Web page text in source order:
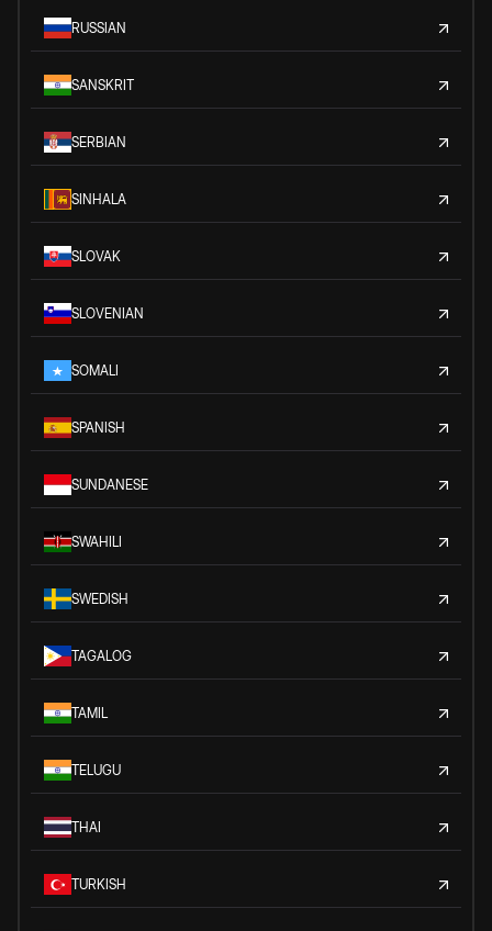
RUSSIAN
SANSKRIT
SERBIAN
SINHALA
SLOVAK
SLOVENIAN
SOMALI
SPANISH
SUNDANESE
SWAHILI
SWEDISH
TAGALOG
TAMIL
TELUGU
THAI
TURKISH